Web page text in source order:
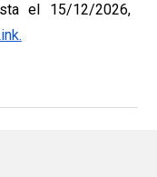
el 15/12/2026,